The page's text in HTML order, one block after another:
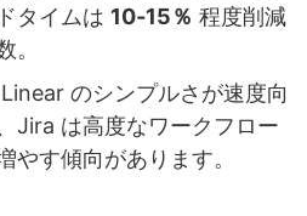
タイムは 10‑15％ 程度削減
。
のシンプルさが速度向
Jira は高度なワークフロー
やす傾向があります。